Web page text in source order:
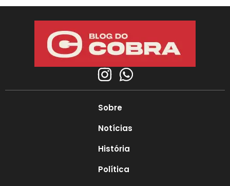
Sobre
Notícias
História
Política